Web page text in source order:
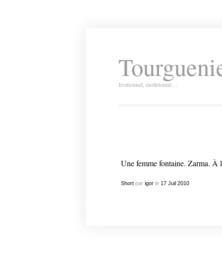
Irrationnel, molletonné…
Une femme fontaine. Zarma. À
Shortpar igorle 17 Juil 2010